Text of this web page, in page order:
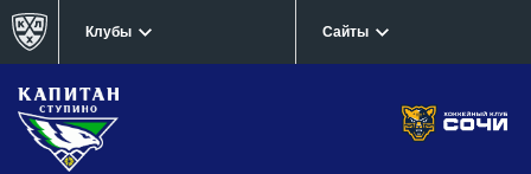
Клубы Сайты